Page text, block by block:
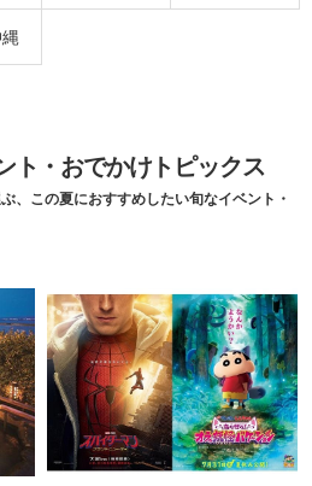
ト・おでかけトピックス
、この夏におすすめしたい旬なイベント・